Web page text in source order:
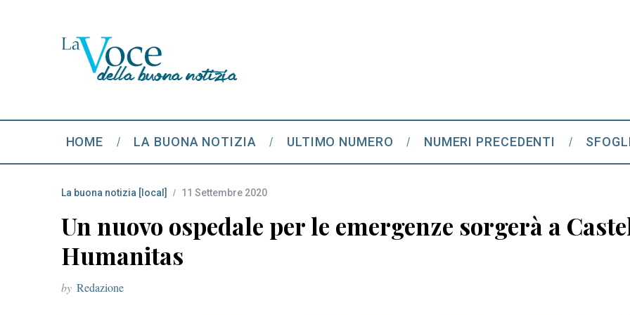
HOME LA BUONA NOTIZIA ULTIMO NUMERO NUMERI PRECEDENTI
La buona notizia [local] 11 Settembre 2020
Un nuovo ospedale per le emergenze sorgerà a
Humanitas
by Redazione